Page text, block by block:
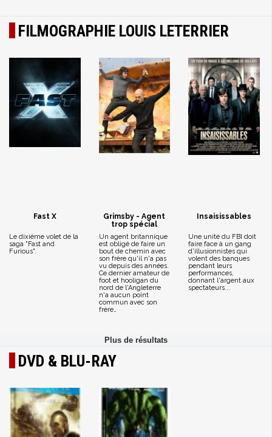
FILMOGRAPHIE LOUIS LETERRIER
Fast X
Le dixième volet de la
saga "Fast and
Furious".
Grimsby - Agent
trop spécial
Un agent britannique
est obligé de faire un
bout de chemin avec
son frère qu'il n'a pas
vu depuis des années.
Ce dernier amateur de
foot et hooligan du
nord de l'Angleterre
n'a aucun point
commun avec son
frère…
Insaisissables
Une unité du FBI doit
faire face à un gang
d'illusionnistes qui
volent des banques
pendant leurs
performances,
donnant l'argent aux
spectateurs...
DVD & BLU-RAY